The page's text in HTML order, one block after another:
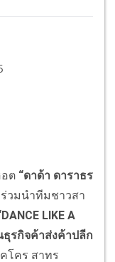
อต “ดาด้า ดาราธร
วมนำทีมชาวสา
DANCE LIKE A
ธุรกิจค้าส่งค้าปลีก
โคร สาทร